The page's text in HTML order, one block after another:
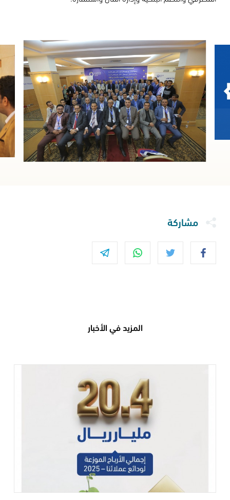
مشاركة
المزيد في الأخبار